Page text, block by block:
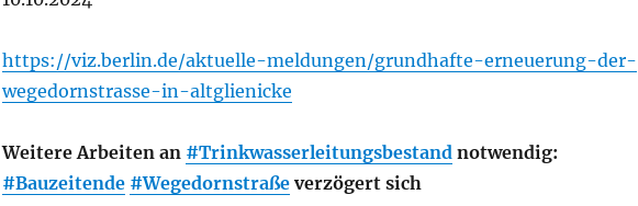
https://viz.berlin.de/aktuelle-meldungen/grundhafte-erneuerung-der-
wegedornstrasse-in-altglienicke
Weitere Arbeiten an #Trinkwasserleitungsbestandnotwendig:
#Bauzeitende #Wegedornstraßeverzögert sich